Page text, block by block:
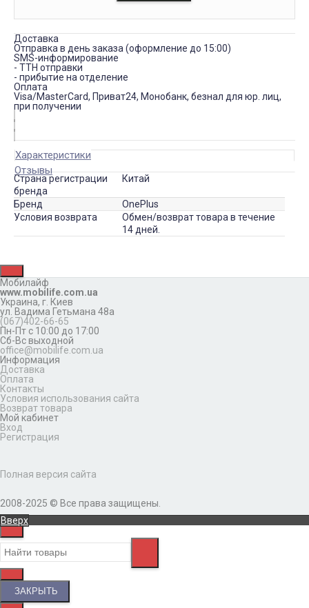
Доставка
Отправка в день заказа (оформление до 15:00)
SMS-информирование
- ТТН отправки
- прибытие на отделение
Оплата
Visa/MasterCard, Приват24, Монобанк, безнал для юр. лиц,
при получении
Характеристики
Отзывы
Страна регистрации
бренда
Китай
Бренд
OnePlus
Условия возврата
Обмен/возврат товара в течение
14 дней.
Мобилайф
www.mobilife.com.ua
Украина, г. Киев
ул. Вадима Гетьмана 48а
(067)402-66-65
Пн-Пт с 10:00 до 17:00
Сб-Вс выходной
office@mobilife.com.ua
Информация
Доставка
Оплата
Контакты
Условия использования сайта
Возврат товара
Мой кабинет
Вход
Регистрация
Полная версия сайта
2008-2025 © Все права защищены.
Вверх
ЗАКРЫТЬ